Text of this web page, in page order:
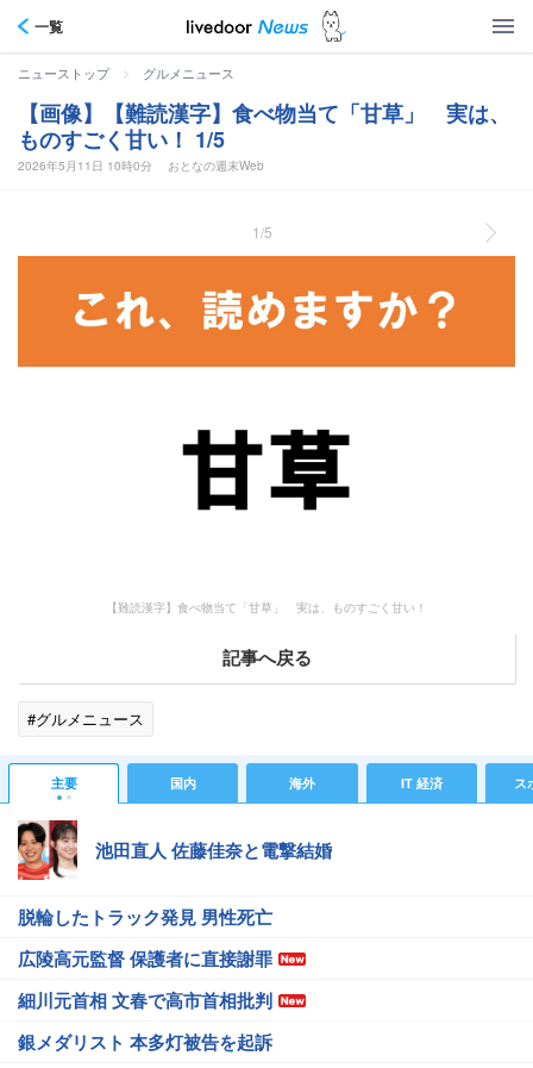
一覧
ニューストップ > グルメニュース
【画像】【難読漢字】食べ物当て「甘草」 実は、
ものすごく甘い！ 1/5
2026年5月11日 10時0分 おとなの週末Web
1/5
【難読漢字】食べ物当て「甘草」 実は、ものすごく甘い！
記事へ戻る
#グルメニュース
主要 国内 海外 IT 経済 ス
池田直人 佐藤佳奈と電撃結婚
脱輪したトラック発見 男性死亡
広陵高元監督 保護者に直接謝罪
細川元首相 文春で高市首相批判
銀メダリスト 本多灯被告を起訴